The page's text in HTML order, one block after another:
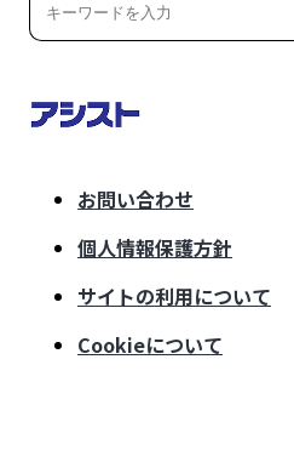
お問い合わせ
個人情報保護方針
サイトの利用について
Cookieについて